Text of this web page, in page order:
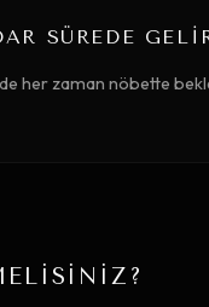
SÜREDE
her zaman nöbette